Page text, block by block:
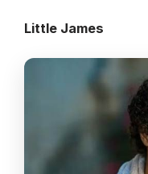
Little James